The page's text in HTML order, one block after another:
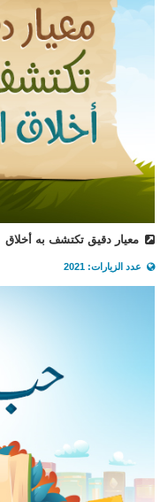
معيار دقيق تكتشف به أخلاق
عدد الزيارات: 2021